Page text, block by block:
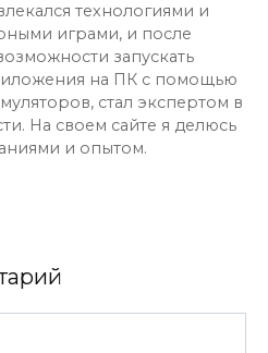
технологиями и
играми, и после
запускать
на ПК с помощью
стал экспертом в
На своем сайте я делюсь
и опытом.